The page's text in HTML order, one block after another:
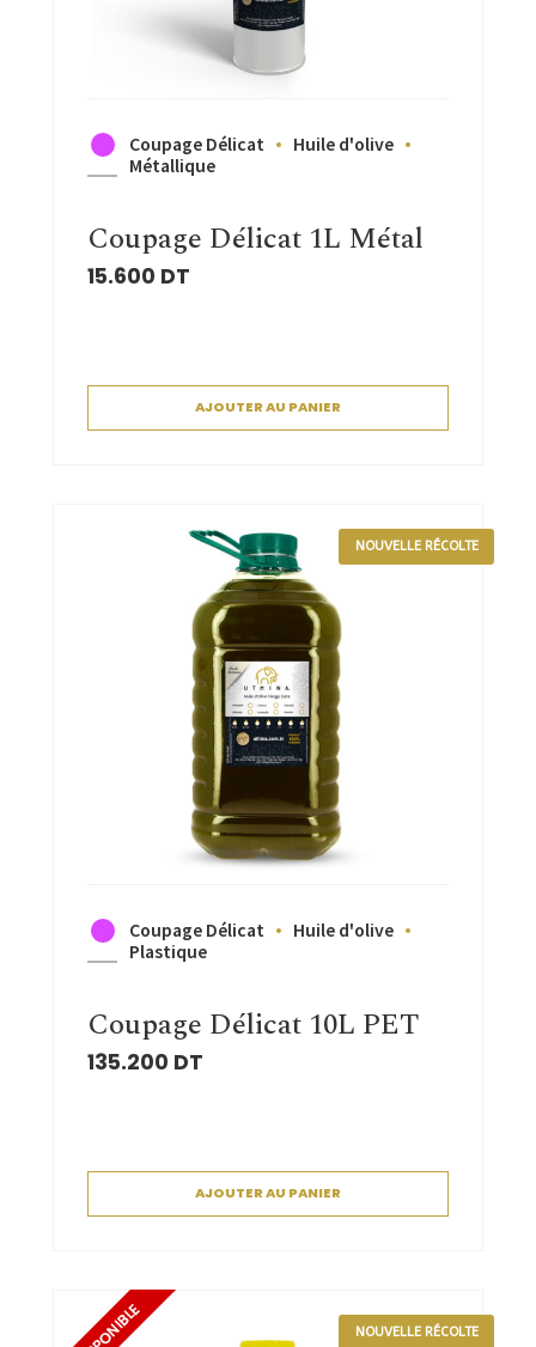
Coupage Délicat
Huile d'olive
Métallique
Coupage Délicat 1L Métal
15.600 DT
AJOUTER AU PANIER
NOUVELLE RÉCOLTE
Coupage Délicat
Huile d'olive
Plastique
Coupage Délicat 10L PET
135.200 DT
AJOUTER AU PANIER
NOUVELLE RÉCOLTE